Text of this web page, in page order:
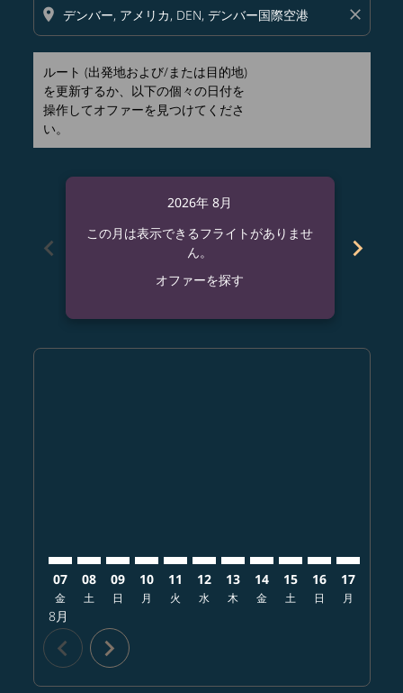
location_on close
ルート (出発地および/または目的地)
を更新するか、以下の個々の日付を
操作してオファーを見つけてくださ
い。
chevron_left
2026年 8月
この月は表示できるフライトがありませ
ん。
オファーを探す
chevron_right
07
金
8月
08
土
09
日
10
月
11
火
12
水
13
木
14
金
15
土
16
日
17
月
chevron_left chevron_right